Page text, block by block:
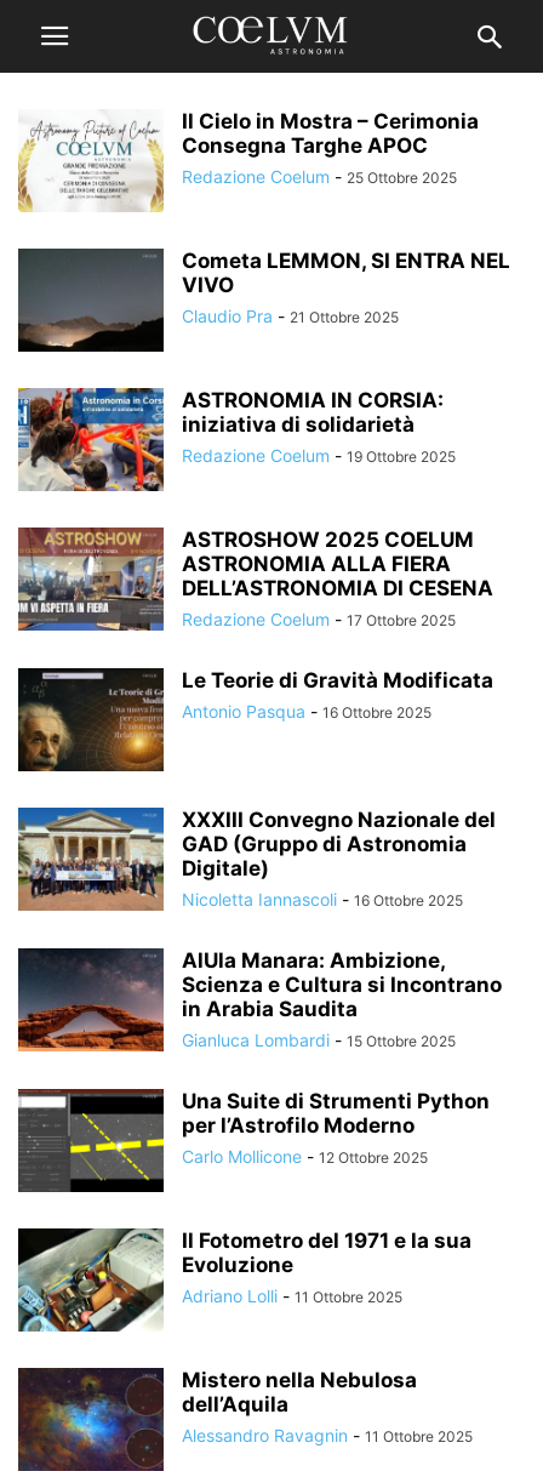
Il Cielo in Mostra – Cerimonia
Consegna Targhe APOC
Redazione Coelum - 25 Ottobre 2025
Cometa LEMMON, SI ENTRA NEL
VIVO
Claudio Pra - 21 Ottobre 2025
ASTRONOMIA IN CORSIA:
iniziativa di solidarietà
Redazione Coelum - 19 Ottobre 2025
ASTROSHOW 2025 COELUM
ASTRONOMIA ALLA FIERA
DELL’ASTRONOMIA DI CESENA
Redazione Coelum - 17 Ottobre 2025
Le Teorie di Gravità Modificata
Antonio Pasqua - 16 Ottobre 2025
XXXIII Convegno Nazionale del
GAD (Gruppo di Astronomia
Digitale)
Nicoletta Iannascoli - 16 Ottobre 2025
AlUla Manara: Ambizione,
Scienza e Cultura si Incontrano
in Arabia Saudita
Gianluca Lombardi - 15 Ottobre 2025
Una Suite di Strumenti Python
per l’Astrofilo Moderno
Carlo Mollicone - 12 Ottobre 2025
Il Fotometro del 1971 e la sua
Evoluzione
Adriano Lolli - 11 Ottobre 2025
Mistero nella Nebulosa
dell’Aquila
Alessandro Ravagnin - 11 Ottobre 2025